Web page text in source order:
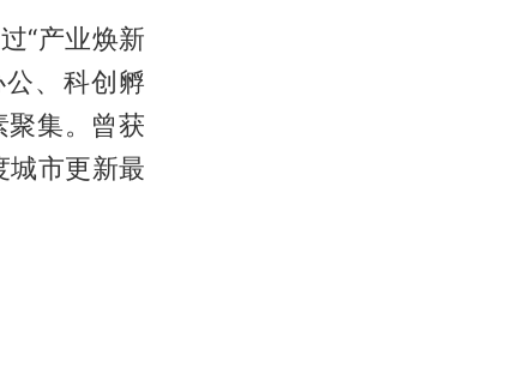
“产业焕新
、科创孵
集。曾获
城市更新最